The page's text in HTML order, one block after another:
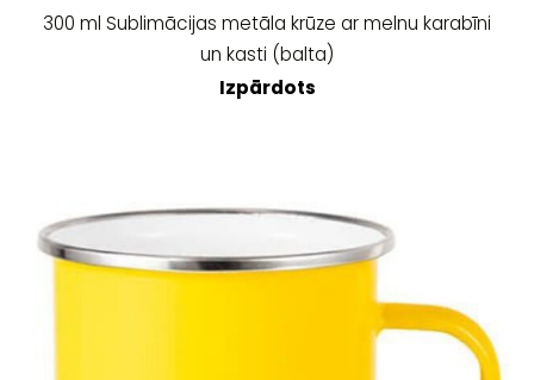
300 ml Sublimācijas metāla krūze ar melnu karabīni
un kasti (balta)
Izpārdots